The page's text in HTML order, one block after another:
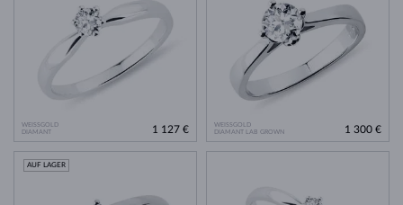
WEISSGOLD
DIAMANT
1 127 €
WEISSGOLD
DIAMANT LAB GROWN
1 300 €
AUF LAGER